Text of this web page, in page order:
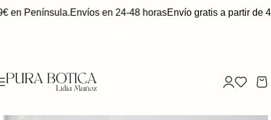
en Península.Envíos en 24-48 horasEnvío gratis a partir de